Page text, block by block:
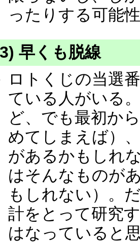
ったりする可能
早くも脱線
ロトくじの当選
ている人がいる
ど、でも最初か
めてしまえば）
があるかもしれ
はそんなものが
もしれない）。
計をとって研究
はなっていると